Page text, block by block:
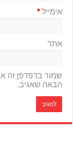
אימייל*
אתר
שמור בדפדפן זה
הבאה שאגיב.